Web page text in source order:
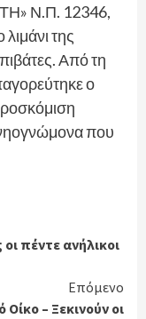
Ν.Π. 12346,
της
Από τη
ο
που
πέντε ανήλικοι
Επόμενο
– Ξεκινούν οι